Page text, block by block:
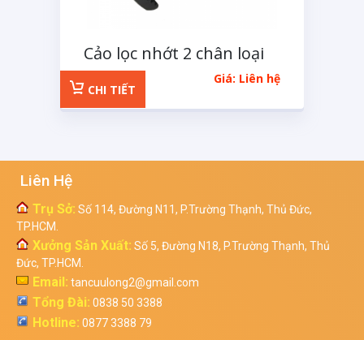
Cảo lọc nhớt 2 chân loại
nhỏ
Giá: Liên hệ
CHI TIẾT
Liên Hệ
Trụ Sở: Số 114, Đường N11, P.Trường Thạnh, Thủ Đức,
TP.HCM.
Xưởng Sản Xuất: Số 5, Đường N18, P.Trường Thạnh, Thủ
Đức, TP.HCM.
Email: tancuulong2@gmail.com
Tổng Đài: 0838 50 3388
Hotline: 0877 3388 79